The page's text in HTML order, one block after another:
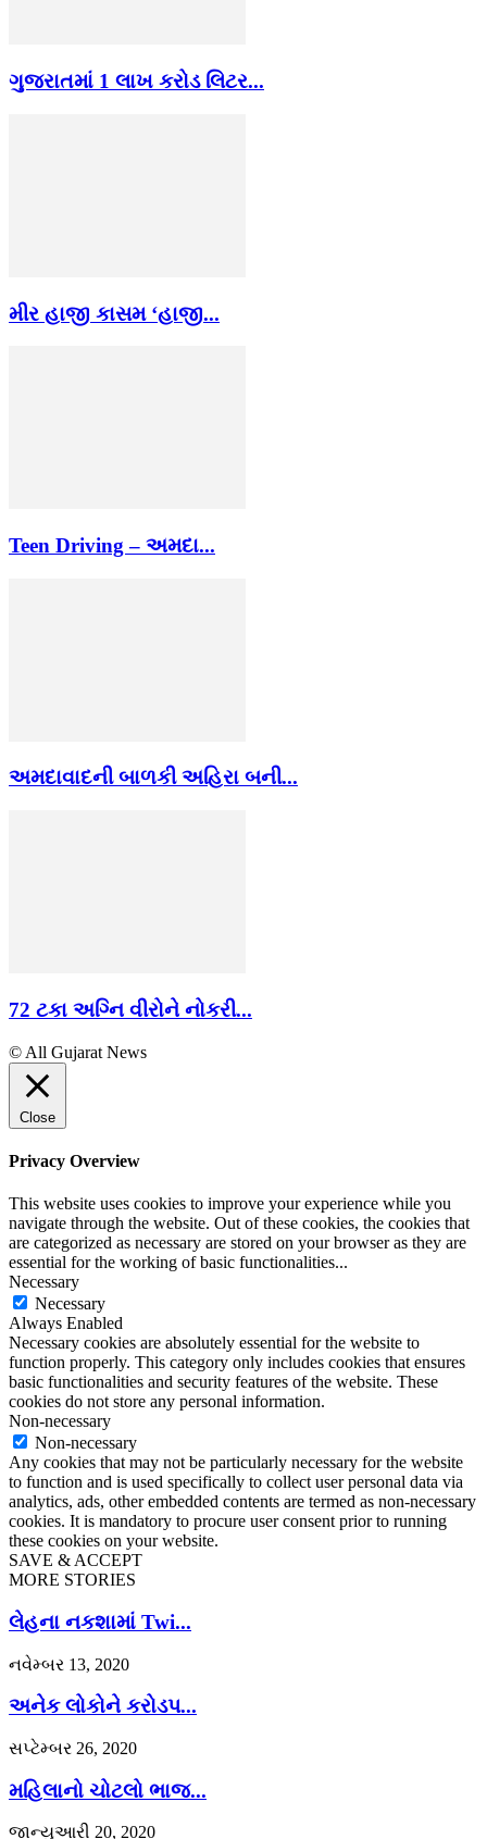
ગુજરાતમાં 1 લાખ કરોડ લિટર...
મીર હાજી કાસમ ‘હાજી...
Teen Driving – અમદા...
અમદાવાદની બાળકી અહિરા બની...
72 ટકા અગ્નિ વીરોને નોકરી...
© All Gujarat News
Close
Privacy Overview
This website uses cookies to improve your experience while you
navigate through the website. Out of these cookies, the cookies that
are categorized as necessary are stored on your browser as they are
essential for the working of basic functionalities...
Necessary
Necessary
Always Enabled
Necessary cookies are absolutely essential for the website to
function properly. This category only includes cookies that ensures
basic functionalities and security features of the website. These
cookies do not store any personal information.
Non-necessary
Non-necessary
Any cookies that may not be particularly necessary for the website
to function and is used specifically to collect user personal data via
analytics, ads, other embedded contents are termed as non-necessary
cookies. It is mandatory to procure user consent prior to running
these cookies on your website.
SAVE & ACCEPT
MORE STORIES
લેહના નકશામાં Twi...
નવેમ્બર 13, 2020
અનેક લોકોને કરોડપ...
સપ્ટેમ્બર 26, 2020
મહિલાનો ચોટલો ભાજ...
જાન્યુઆરી 20, 2020